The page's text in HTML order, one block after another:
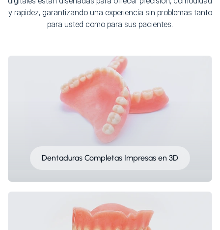
y rapidez, garantizando una experiencia sin problemas tanto
para usted como para sus pacientes.
Dentaduras Completas Impresas en 3D